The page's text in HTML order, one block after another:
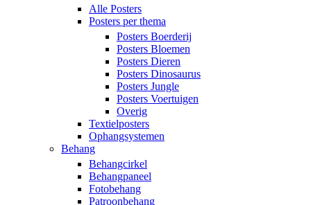
Alle Posters
Posters per thema
Posters Boerderij
Posters Bloemen
Posters Dieren
Posters Dinosaurus
Posters Jungle
Posters Voertuigen
Overig
Textielposters
Ophangsystemen
Behang
Behangcirkel
Behangpaneel
Fotobehang
Patroonbehang